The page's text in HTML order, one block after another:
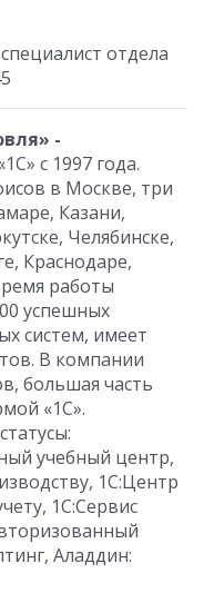
отдела
» -
с 1997 года.
в Москве, три
Казани,
Челябинске,
Краснодаре,
работы
успешных
систем, имеет
В компании
большая часть
«1С».
учебный центр,
1С:Центр
1С:Сервис
Аладдин: